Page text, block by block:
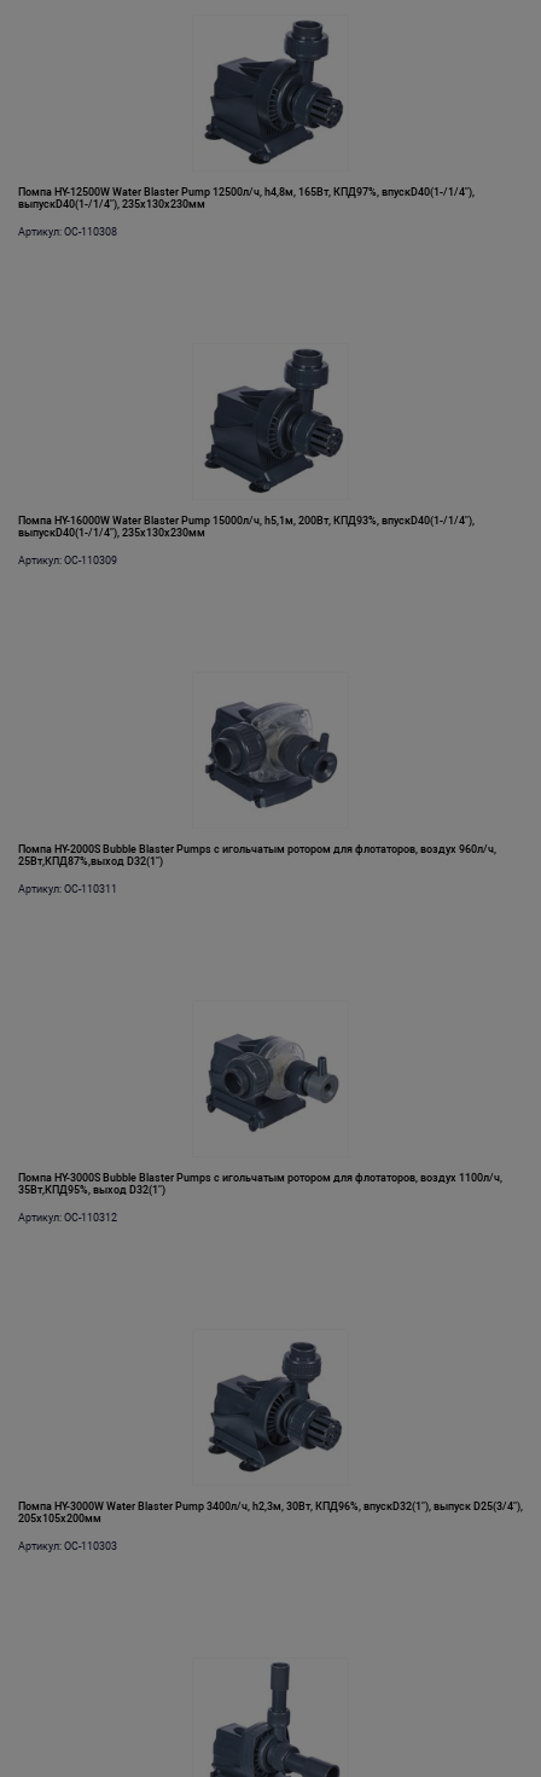
Помпа HY-12500W Water Blaster Pump 12500л/ч, h4,8м, 165Вт, КПД97%, впускD40(1-/1/4"),
выпускD40(1-/1/4"), 235х130х230мм
Артикул: OC-110308
Помпа HY-16000W Water Blaster Pump 15000л/ч, h5,1м, 200Вт, КПД93%, впускD40(1-/1/4"),
выпускD40(1-/1/4"), 235х130х230мм
Артикул: OC-110309
Помпа HY-2000S Bubble Blaster Pumps с игольчатым ротором для флотаторов, воздух 960л/ч,
25Вт,КПД87%,выход D32(1")
Артикул: OC-110311
Помпа HY-3000S Bubble Blaster Pumps с игольчатым ротором для флотаторов, воздух 1100л/ч,
35Вт,КПД95%, выход D32(1")
Артикул: OC-110312
Помпа HY-3000W Water Blaster Pump 3400л/ч, h2,3м, 30Вт, КПД96%, впускD32(1"), выпуск D25(3/4"),
205х105х200мм
Артикул: OC-110303